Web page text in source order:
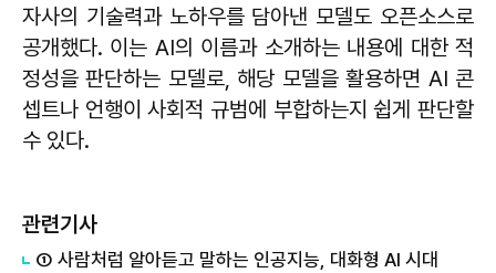
자사의 기술력과 노하우를 담아낸 모델도 오픈소스로
공개했다. 이는 AI의 이름과 소개하는 내용에 대한 적
정성을 판단하는 모델로, 해당 모델을 활용하면 AI 콘
셉트나 언행이 사회적 규범에 부합하는지 쉽게 판단할
수 있다.
관련기사
① 사람처럼 알아듣고 말하는 인공지능, 대화형 AI 시대